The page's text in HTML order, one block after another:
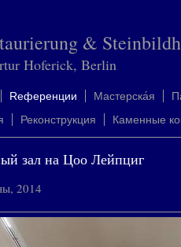
&
Hoferick, Berlin
Rеференции Mастерска́я
Реконструкция Каменные
зал на Цоо Лейпциг
2014